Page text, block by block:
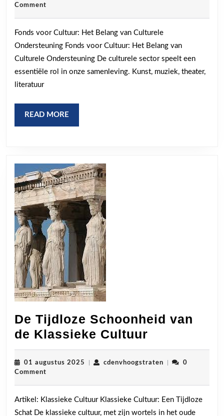
Het
Cruciale
Fonds
voor
Comment
Fonds voor Cultuur: Het Belang van Culturele
Ondersteuning Fonds voor Cultuur: Het Belang van
Culturele Ondersteuning De culturele sector speelt een
essentiële rol in onze samenleving. Kunst, muziek, theater,
literatuur
READ MORE
MORE
De Tijdloze Schoonheid van
de Klassieke Cultuur
Tijdloze
Schoonheid
de
Klassieke
01 augustus 2025 01
cdenvhoogstratencdenvhoogstraten
0
Comment
Artikel: Klassieke Cultuur Klassieke Cultuur: Een Tijdloze
Schat De klassieke cultuur, met zijn wortels in het oude